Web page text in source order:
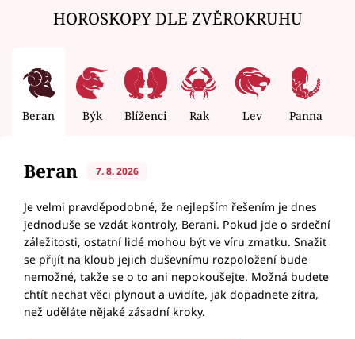
HOROSKOPY DLE ZVĚROKRUHU
Beran Býk Blíženci Rak Lev Panna
Beran 7. 8. 2026
Je velmi pravděpodobné, že nejlepším řešením je dnes
jednoduše se vzdát kontroly, Berani. Pokud jde o srdeční
záležitosti, ostatní lidé mohou být ve víru zmatku. Snažit
se přijít na kloub jejich duševnímu rozpoložení bude
nemožné, takže se o to ani nepokoušejte. Možná budete
chtít nechat věci plynout a uvidíte, jak dopadnete zítra,
než uděláte nějaké zásadní kroky.